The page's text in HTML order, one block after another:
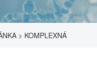
> KOMPLEXNÁ